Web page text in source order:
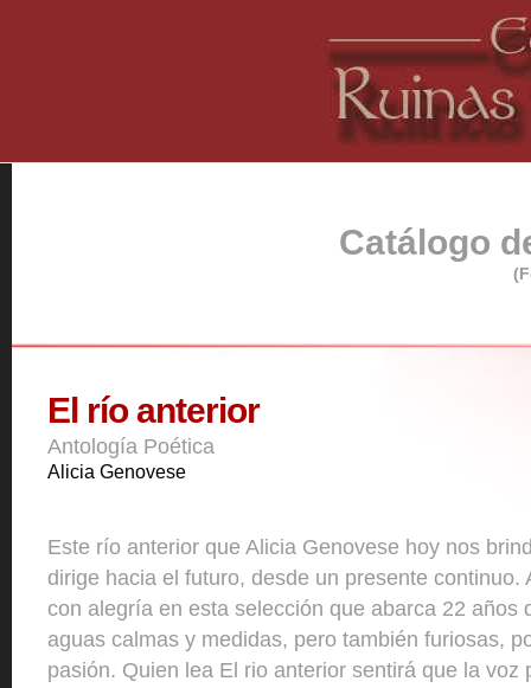
Catálogo
El río anterior
Antología Poética
Alicia Genovese
Este río anterior que Alicia Genovese hoy nos
dirige hacia el futuro, desde un presente continuo.
con alegría en esta selección que abarca 22 años
aguas calmas y medidas, pero también furiosas,
pasión. Quien lea El rio anterior sentirá que la voz